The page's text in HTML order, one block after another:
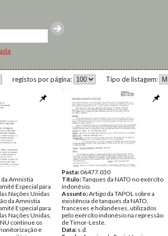
Tipo de listagem:
registos por página:
Amnistia
Especial para
Nações Unidas
da Amnistia
Especial para
Nações Unidas,
continue os
e
Pasta:06477.030
Título:Tanques da NATO no exército
indonésio.
Assunto:Artigo da TAPOL sobre a
existência de tanques da NATO,
franceses e holandeses, utilizados
pelo exército indonésio na repressão
de Timor-Leste.
Data: s.d.